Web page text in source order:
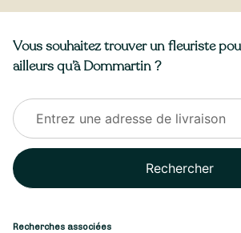
Vous souhaitez trouver un fleuriste
ailleurs qu’à Dommartin ?
Rechercher
Recherches associées